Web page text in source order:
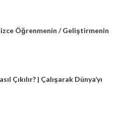
Öğrenmenin / Geliştirmenin
Çıkılır? | Çalışarak Dünya’yı